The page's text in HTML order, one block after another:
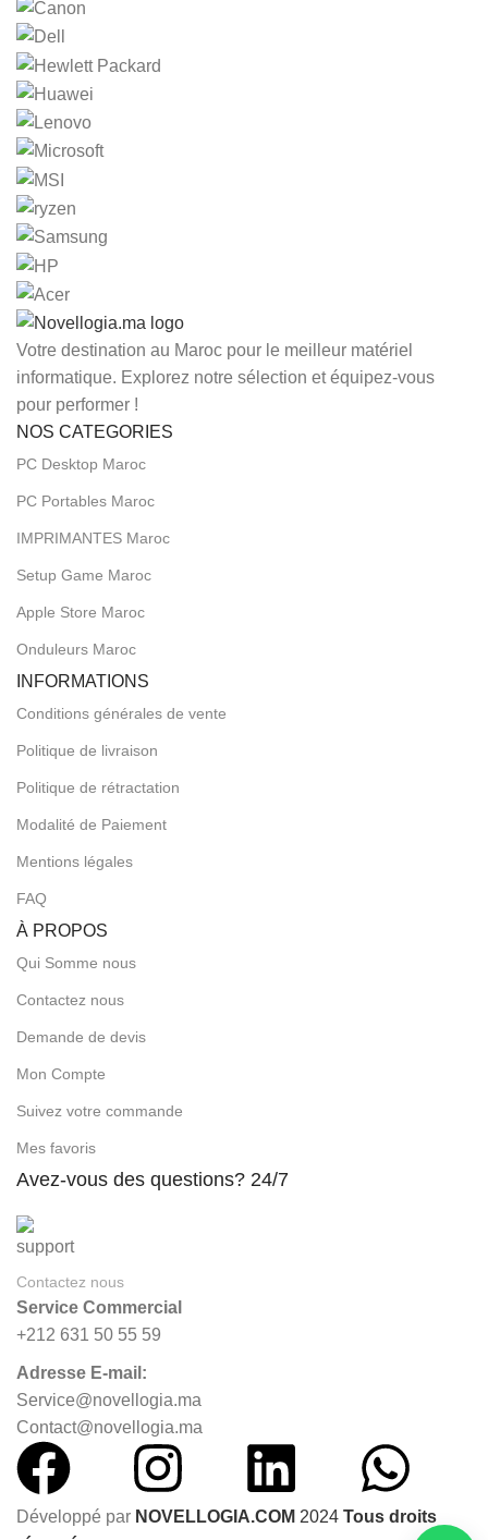
Votre destination au Maroc pour le meilleur matériel
informatique. Explorez notre sélection et équipez-vous
pour performer !
NOS CATEGORIES
PC Desktop Maroc
PC Portables Maroc
IMPRIMANTES Maroc
Setup Game Maroc
Apple Store Maroc
Onduleurs Maroc
INFORMATIONS
Conditions générales de vente
Politique de livraison
Politique de rétractation
Modalité de Paiement
Mentions légales
FAQ
À PROPOS
Qui Somme nous
Contactez nous
Demande de devis
Mon Compte
Suivez votre commande
Mes favoris
Avez-vous des questions? 24/7
Contactez nous
Service Commercial
+212 631 50 55 59
Adresse E-mail:
Service@novellogia.ma
Contact@novellogia.ma
Développé par NOVELLOGIA.COM 2024 Tous droits